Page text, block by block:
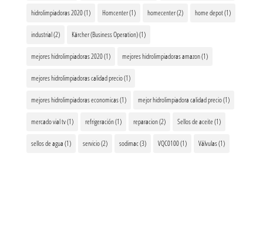
hidrolimpiadoras 2020(1) Homcenter(1) homecenter(2) home depot(1)
industrial(2) Kärcher (Business Operation)(1)
mejores hidrolimpiadoras 2020(1) mejores hidrolimpiadoras amazon(1)
mejores hidrolimpiadoras calidad precio(1)
mejores hidrolimpiadoras economicas(1) mejor hidrolimpiadora calidad precio(1)
mercado vial tv(1) refrigeración(1) reparacion(2) Sellos de aceite(1)
sellos de agua(1) servicio(2) sodimac(3) VQC0100(1) Válvulas(1)